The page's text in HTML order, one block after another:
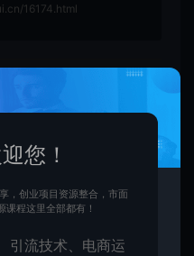
16174.html
雨同舟，欢迎您一起缔造！
您！
，创业项目资源整合，市面
课程这里全部都有！
引流技术、电商运